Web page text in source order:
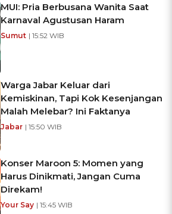
MUI: Pria Berbusana Wanita Saat
Karnaval Agustusan Haram
Sumut | 15:52 WIB
Warga Jabar Keluar dari
Kemiskinan, Tapi Kok Kesenjangan
Malah Melebar? Ini Faktanya
Jabar | 15:50 WIB
Konser Maroon 5: Momen yang
Harus Dinikmati, Jangan Cuma
Direkam!
Your Say | 15:45 WIB